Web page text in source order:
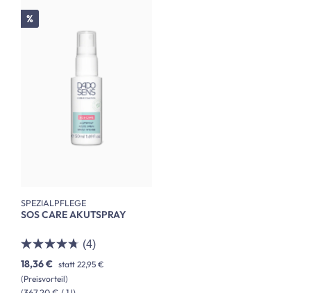
Rabatt
%
SPEZIALPFLEGE
SOS CARE AKUTSPRAY
(4)
18,36 € statt 22,95 €
(Preisvorteil)